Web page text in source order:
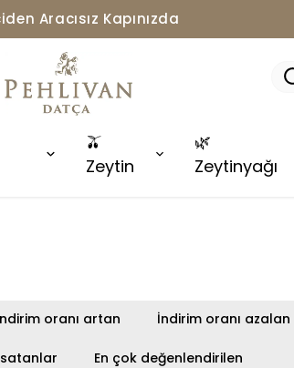
ve Üzeri Kargo Ücretsiz
🫒
Zeytin
🌿
Zeytinyağı
oranı artan İndirim oranı azalan
En çok değenlendirilen